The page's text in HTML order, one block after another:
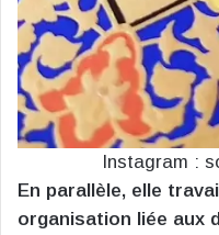
Instagram :
En parallèle, elle
organisation liée aux